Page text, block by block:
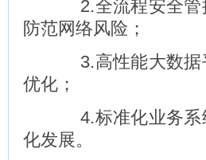
2.全流程安全管
防范网络风险；
3.高性能大数据
优化；
4.标准化业务系
化发展。